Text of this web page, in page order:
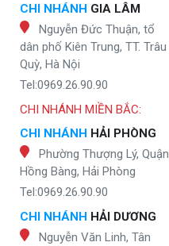
CHI NHÁNH GIA LÂM
Nguyễn Đức Thuận, tổ
dân phố Kiên Trung, TT. Trâu
Quỳ, Hà Nội
Tel:0969.26.90.90
CHI NHÁNH MIỀN BẮC:
CHI NHÁNH HẢI PHÒNG
Phường Thượng Lý, Quận
Hồng Bàng, Hải Phòng
Tel:0969.26.90.90
CHI NHÁNH HẢI DƯƠNG
Nguyễn Văn Linh, Tân